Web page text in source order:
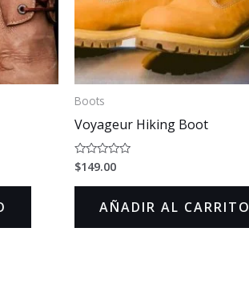
Boots
Voyageur Hiking Boot
Valorado
en
0
$149.00
AÑADIR AL CARRITO